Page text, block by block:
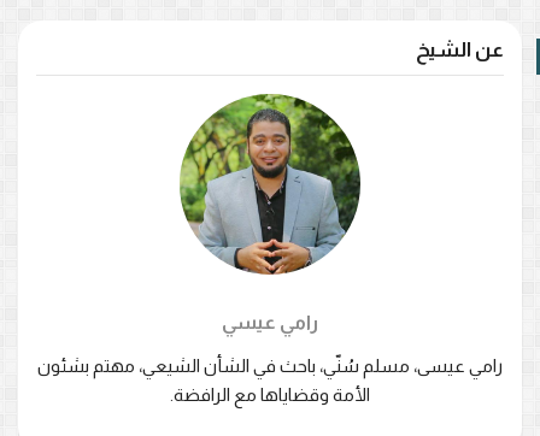
عن الشيخ
رامي عيسي
رامي عيسى، مسلم سُنّي، باحث في الشأن الشيعي، مهتم بشئون
الأمة وقضاياها مع الرافضة.